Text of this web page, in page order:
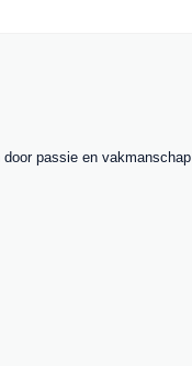
door passie en vakmanschap